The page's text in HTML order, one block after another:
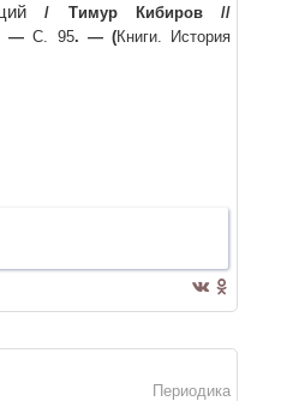
/ Тимур Кибиров //
— С. 95. — (Книги. История
Периодика